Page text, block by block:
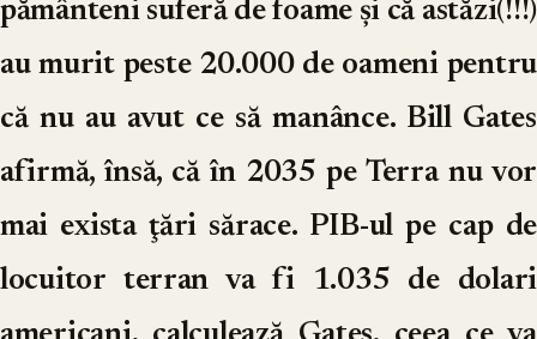
pământeni suferă de foame și că astăzi(!!!)
au murit peste 20.000 de oameni pentru
că nu au avut ce să manânce. Bill Gates
afirmă, însă, că în 2035 pe Terra nu vor
mai exista ţări sărace. PIB-ul pe cap de
locuitor terran va fi 1.035 de dolari